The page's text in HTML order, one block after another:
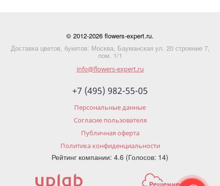
© 2012-2026 flowers-expert.ru.
Доставка цветов, букетов: Москва, Бауманская ул. 20 строение 7,
пом. 1/1
info@flowers-expert.ru
+7 (495) 982-55-05
Персональные данные
Согласие пользователя
Публичная оферта
Политика конфиденциальности
Рейтинг компании: 4.6 (Голосов: 14)